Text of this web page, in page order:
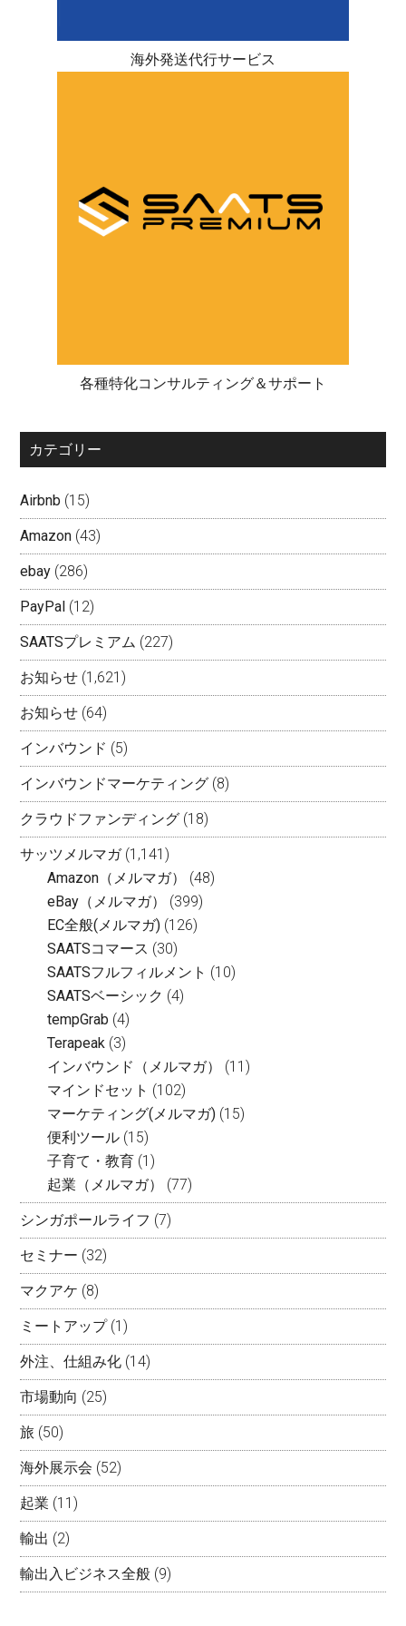
海外発送代行サービス
各種特化コンサルティング＆サポート
カテゴリー
Airbnb (15)
Amazon (43)
ebay (286)
PayPal (12)
SAATSプレミアム (227)
お知らせ (1,621)
お知らせ (64)
インバウンド (5)
インバウンドマーケティング (8)
クラウドファンディング (18)
サッツメルマガ(1,141)
Amazon（メルマガ）
(48)
eBay（メルマガ）
(399)
EC全般(メルマガ) (126)
SAATSコマース (30)
SAATSフルフィルメント (10)
SAATSベーシック (4)
tempGrab (4)
Terapeak (3)
インバウンド（メルマガ）
(11)
マインドセット (102)
マーケティング(メルマガ) (15)
便利ツール (15)
子育て・教育 (1)
起業（メルマガ）
(77)
シンガポールライフ (7)
セミナー (32)
マクアケ (8)
ミートアップ(1)
外注、仕組み化 (14)
市場動向 (25)
旅 (50)
海外展示会 (52)
起業 (11)
輸出 (2)
輸出入ビジネス全般 (9)